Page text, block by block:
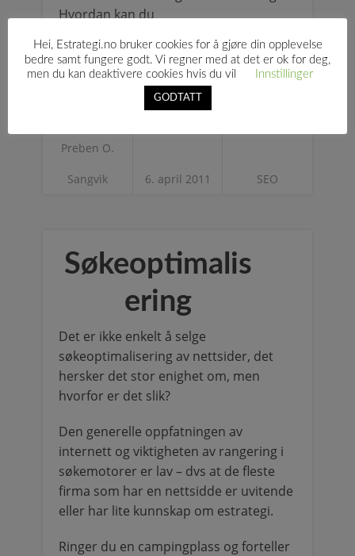
Hvordan kan du
nå?
Preben O.
Sangvik 6. april 2011 SEO
Søkeoptimalis
ering
Det er ikke enkelt å selge
søkeoptimalisering av nettsider, det
hersker det stor enighet om, men
hvorfor er det slik?
Den generelle oppfatningen av
internett og viktigheten av rangering i
søkemotorer er lav – dvs at de fleste
firma som har en nettsidde er uvitende
eller har lite kunnskap om estrategi.
Ringer du en campingplass og forteller
Hei, Estrategi.no bruker cookies for å gjøre din opplevelse
bedre samt fungere godt. Vi regner med at det er ok for deg,
men du kan deaktivere cookies hvis du vil
Innstillinger
GODTATT